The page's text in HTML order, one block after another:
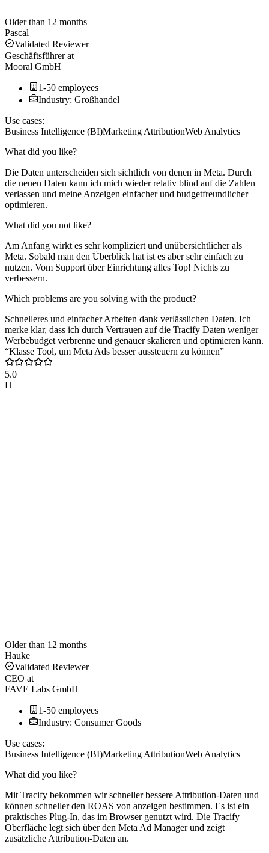
Older than 12 months
Pascal
Validated Reviewer
Geschäftsführerat
Mooral GmbH
1-50 employees
Industry: Großhandel
Use cases:
Business Intelligence (BI)Marketing AttributionWeb Analytics
What did you like?
Die Daten unterscheiden sich sichtlich von denen in Meta. Durch
die neuen Daten kann ich mich wieder relativ blind auf die Zahlen
verlassen und meine Anzeigen einfacher und budgetfreundlicher
optimieren.
What did you not like?
Am Anfang wirkt es sehr kompliziert und unübersichtlicher als
Meta. Sobald man den Überblick hat ist es aber sehr einfach zu
nutzen. Vom Support über Einrichtung alles Top! Nichts zu
verbessern.
Which problems are you solving with the product?
Schnelleres und einfacher Arbeiten dank verlässlichen Daten. Ich
merke klar, dass ich durch Vertrauen auf die Tracify Daten weniger
Werbebudget verbrenne und genauer skalieren und optimieren kann.
“Klasse Tool, um Meta Ads besser aussteuern zu können”
5.0
H
Older than 12 months
Hauke
Validated Reviewer
CEO at
FAVE Labs GmbH
1-50 employees
Industry: Consumer Goods
Use cases:
Business Intelligence (BI)Marketing AttributionWeb Analytics
What did you like?
Mit Tracify bekommen wir schneller bessere Attribution-Daten und
können schneller den ROAS von anzeigen bestimmen. Es ist ein
praktisches Plug-In, das im Browser genutzt wird. Die Tracify
Oberfläche legt sich über den Meta Ad Manager und zeigt
zusätzliche Attribution-Daten an.